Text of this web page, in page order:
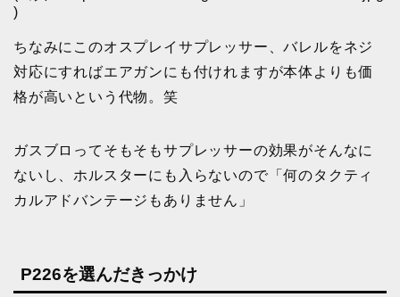
)
ちなみにこのオスプレイサプレッサー、バレルをネジ
対応にすればエアガンにも付けれますが本体よりも価
格が高いという代物。笑
ガスブロってそもそもサプレッサーの効果がそんなに
ないし、ホルスターにも入らないので「何のタクティ
カルアドバンテージもありません」
P226を選んだきっかけ